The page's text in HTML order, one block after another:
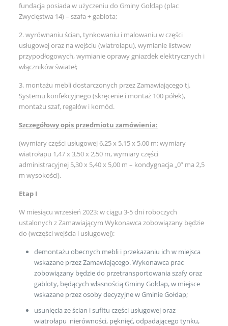
fundacja posiada w użyczeniu do Gminy Gołdap (plac
Zwycięstwa 14) – szafa + gablota;
2. wyrównaniu ścian, tynkowaniu i malowaniu w części
usługowej oraz na wejściu (wiatrołapu), wymianie listwew
przypodłogowych, wymianie oprawy gniazdek elektrycznych i
włączników świateł;
3. montażu mebli dostarczonych przez Zamawiającego tj.
Systemu konfekcyjnego (skręcenie i montaż 100 półek),
montażu szaf, regałów i komód.
Szczegółowy opis przedmiotu zamówienia:
(wymiary części usługowej 6,25 x 5,15 x 5,00 m; wymiary
wiatrołapu 1,47 x 3,50 x 2,50 m, wymiary części
administracyjnej 5,30 x 5,40 x 5,00 m – kondygnacja „0” ma 2,5
m wysokości).
Etap I
W miesiącu wrzesień 2023: w ciągu 3-5 dni roboczych
ustalonych z Zamawiającym Wykonawca zobowiązany będzie
do (wczęści wejścia i usługowej):
demontażu obecnych mebli i przekazaniu ich w miejsca
wskazane przez Zamawiającego. Wykonawca prac
zobowiązany będzie do przetransportowania szafy oraz
gabloty, będących własnością Gminy Gołdap, w miejsce
wskazane przez osoby decyzyjne w Gminie Gołdap;
usunięcia ze ścian i sufitu części usługowej oraz
wiatrołapu nierówności, pęknięć, odpadającego tynku,